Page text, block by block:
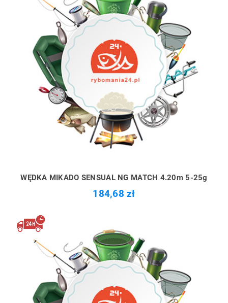
WĘDKA MIKADO SENSUAL NG MATCH 4.20m 5-25g
184,68 zł